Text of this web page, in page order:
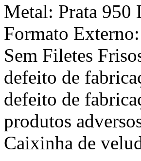
Metal: Prata 950
Formato
Sem Filetes
defeito de
defeito de
produtos
Caixinha de